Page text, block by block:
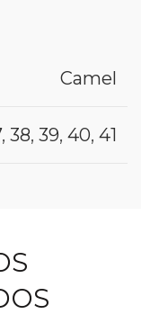
Camel
, 38, 39, 40, 41